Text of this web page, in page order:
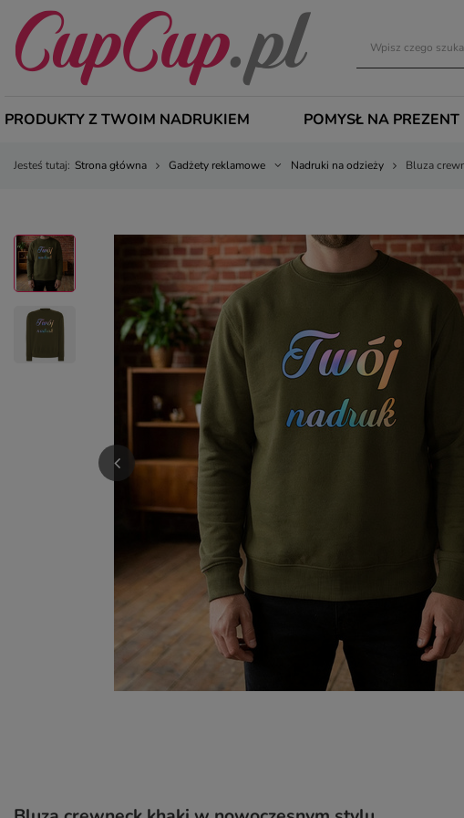
PRODUKTY Z TWOIM NADRUKIEM POMYSŁ NA PREZENT
Jesteś tutaj: Strona główna Gadżety reklamowe Nadruki na odzieży Bluza